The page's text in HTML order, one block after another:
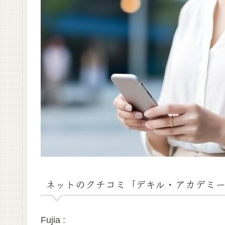
ネットのクチコミ「デキル・アカデミ
Fujia :